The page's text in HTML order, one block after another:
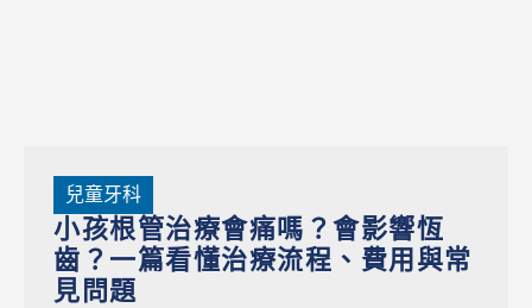
兒童牙科
小孩根管治療會痛嗎？會影響恆
齒？一篇看懂治療流程、費用與常
見問題